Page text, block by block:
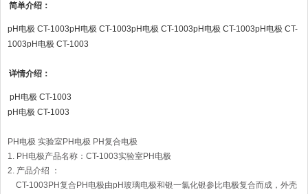
简单介绍：
pH电极 CT-1003pH电极 CT-1003pH电极 CT-1003pH电极 CT-1003pH电极 CT-
1003pH电极 CT-1003
详情介绍：
pH电极 CT-1003
pH电极 CT-1003
PH电极 实验室PH电极 PH复合电极
1. PH电极产品名称：CT-1003实验室PH电极
2. 产品介绍 ：
CT-1003PH复合PH电极由pH玻璃电极和银一氯化银参比电极复合而成，外壳